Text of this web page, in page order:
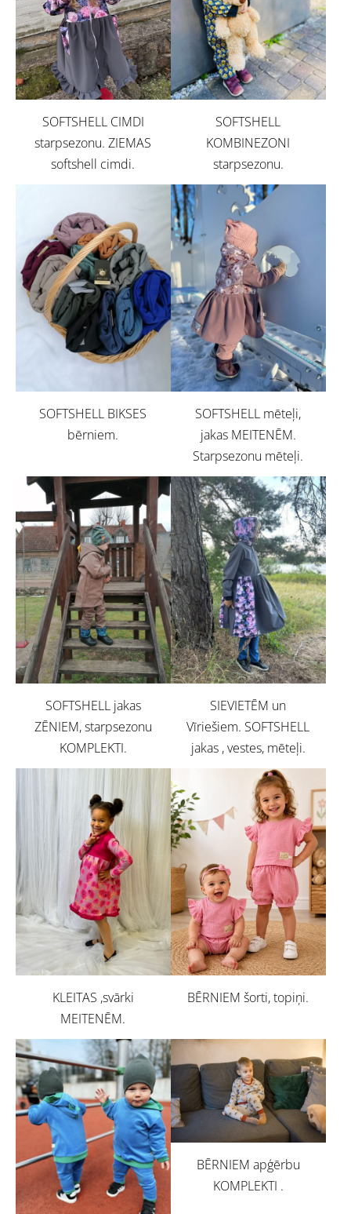
SOFTSHELL CIMDI
starpsezonu. ZIEMAS
softshell cimdi.
SOFTSHELL
KOMBINEZONI
starpsezonu.
SOFTSHELL BIKSES
bērniem.
SOFTSHELL mēteļi,
jakas MEITENĒM.
Starpsezonu mēteļi.
SOFTSHELL jakas
ZĒNIEM, starpsezonu
KOMPLEKTI.
SIEVIETĒM un
Vīriešiem. SOFTSHELL
jakas , vestes, mēteļi.
KLEITAS ,svārki
MEITENĒM.
BĒRNIEM šorti, topiņi.
BĒRNIEM apģērbu
KOMPLEKTI .